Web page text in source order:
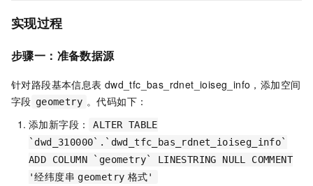
实现过程
步骤一：准备数据源
针对路段基本信息表 dwd_tfc_bas_rdnet_ioiseg_info，添加空间
字段 geometry 。代码如下：
添加新字段：
ALTER TABLE
`dwd_310000`.`dwd_tfc_bas_rdnet_ioiseg_info`
ADD COLUMN `geometry` LINESTRING NULL COMMENT
'经纬度串 geometry 格式'